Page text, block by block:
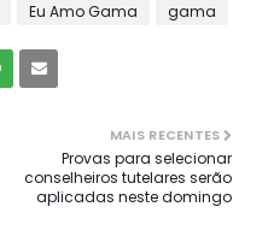
Eu Amo Gama gama
MAIS RECENTES
Provas para selecionar
conselheiros tutelares serão
aplicadas neste domingo